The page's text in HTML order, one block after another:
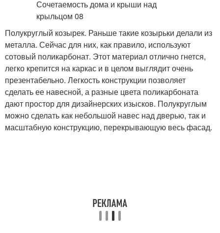
Полукруглый козырек. Раньше такие козырьки делали из
металла. Сейчас для них, как правило, используют
сотовый поликарбонат. Этот материал отлично гнется,
легко крепится на каркас и в целом выглядит очень
презентабельно. Легкость конструкции позволяет
сделать ее навесной, а разные цвета поликарбоната
дают простор для дизайнерских изысков. Полукруглым
можно сделать как небольшой навес над дверью, так и
масштабную конструкцию, перекрывающую весь фасад.